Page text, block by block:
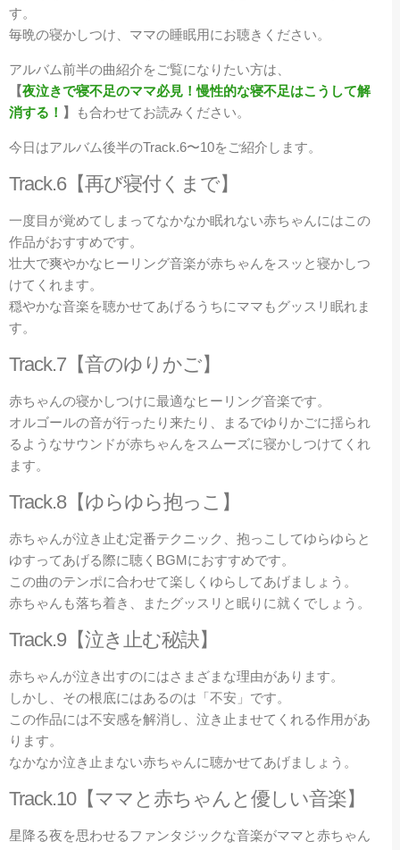
す。
毎晩の寝かしつけ、ママの睡眠用にお聴きください。
アルバム前半の曲紹介をご覧になりたい方は、
【夜泣きで寝不足のママ必見！慢性的な寝不足はこうして解
消する！ 】 も合わせてお読みください。
今日はアルバム後半のTrack.6〜10をご紹介します。
Track.6【再び寝付くまで】
一度目が覚めてしまってなかなか眠れない赤ちゃんにはこの
作品がおすすめです。
壮大で爽やかなヒーリング音楽が赤ちゃんをスッと寝かしつ
けてくれます。
穏やかな音楽を聴かせてあげるうちにママもグッスリ眠れま
す。
Track.7【音のゆりかご】
赤ちゃんの寝かしつけに最適なヒーリング音楽です。
オルゴールの音が行ったり来たり、まるでゆりかごに揺られ
るようなサウンドが赤ちゃんをスムーズに寝かしつけてくれ
ます。
Track.8【ゆらゆら抱っこ】
赤ちゃんが泣き止む定番テクニック、抱っこしてゆらゆらと
ゆすってあげる際に聴くBGMにおすすめです。
この曲のテンポに合わせて楽しくゆらしてあげましょう。
赤ちゃんも落ち着き、またグッスリと眠りに就くでしょう。
Track.9【泣き止む秘訣】
赤ちゃんが泣き出すのにはさまざまな理由があります。
しかし、その根底にはあるのは「不安」です。
この作品には不安感を解消し、泣き止ませてくれる作用があ
ります。
なかなか泣き止まない赤ちゃんに聴かせてあげましょう。
Track.10【ママと赤ちゃんと優しい音楽】
星降る夜を思わせるファンタジックな音楽がママと赤ちゃん